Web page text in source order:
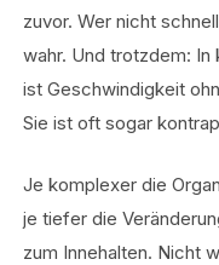
zuvor. Wer nicht
wahr. Und trotzdem:
ist Geschwindigkeit
Sie ist oft sogar
Je komplexer die
je tiefer die
zum Innehalten. Nicht